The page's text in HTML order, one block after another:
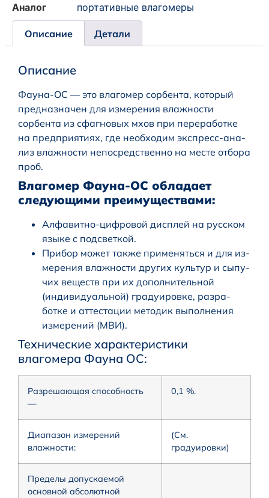
Аналог
портативные влагомеры
Описание Детали
Описание
Фауна-ОС — это влагомер сорбента, который
предна­значен для измерения влажности
сорбента из сфагновых мхов при перера­ботке
на пред­при­ятиях, где необходим экс­пресс-ана­
лиз влажно­сти непосредст­венно на месте отбора
проб.
Влагомер Фауна-ОС обладает
следующими преимуществами:
Алфавитно-цифровой дисплей на русcком
языке с подсветкой.
Прибор может также применяться и для из­
ме­рения влажности других культур и сыпу­
чих веществ при их дополнитель­ной
(индивидуальной) гра­дуировке, раз­ра­
ботке и аттеста­ции методик выполне­ния
измере­ний (МВИ).
Технические характеристики
влагомера Фауна ОС:
Разрешающая способность
—
0,1 %.
Диапазон измерений
влажности:
(См.
градуировки)
Пределы допускаемой
основной абсолютной